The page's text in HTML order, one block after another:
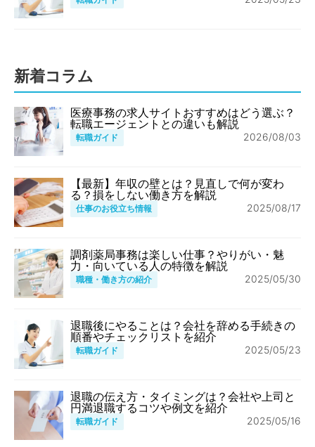
新着コラム
医療事務の求人サイトおすすめはどう選ぶ？
転職エージェントとの違いも解説
転職ガイド 2026/08/03
【最新】年収の壁とは？見直しで何が変わ
る？損をしない働き方を解説
仕事のお役立ち情報 2025/08/17
調剤薬局事務は楽しい仕事？やりがい・魅
力・向いている人の特徴を解説
職種・働き方の紹介 2025/05/30
退職後にやることは？会社を辞める手続きの
順番やチェックリストを紹介
転職ガイド 2025/05/23
退職の伝え方・タイミングは？会社や上司と
円満退職するコツや例文を紹介
転職ガイド 2025/05/16